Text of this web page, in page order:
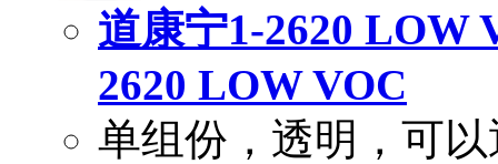
道康宁1-2620 LOW
2620 LOW VOC
单组份，透明，可